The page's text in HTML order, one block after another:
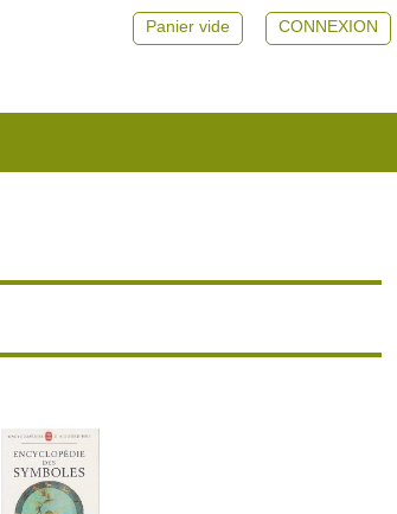
CONNEXION
Panier vide